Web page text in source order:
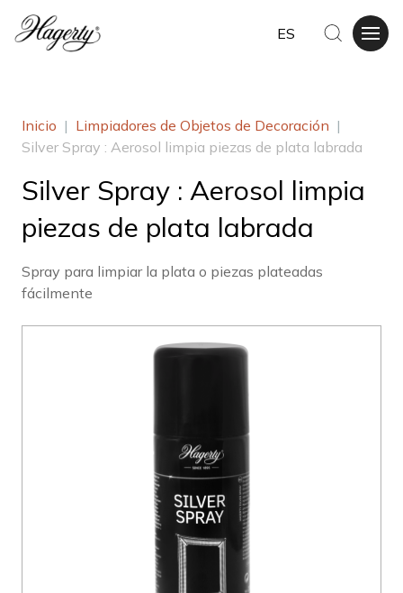
ES
Inicio | Limpiadores de Objetos de Decoración |
Silver Spray : Aerosol limpia piezas de plata labrada
Silver Spray : Aerosol limpia
piezas de plata labrada
Spray para limpiar la plata o piezas plateadas
fácilmente